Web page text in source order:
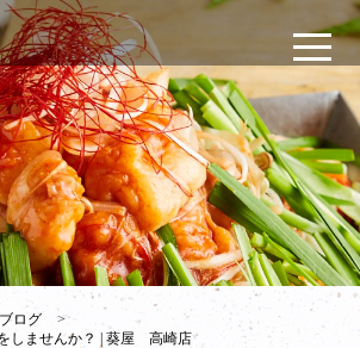
ブログ
>
しませんか？ | 葵屋 高崎店